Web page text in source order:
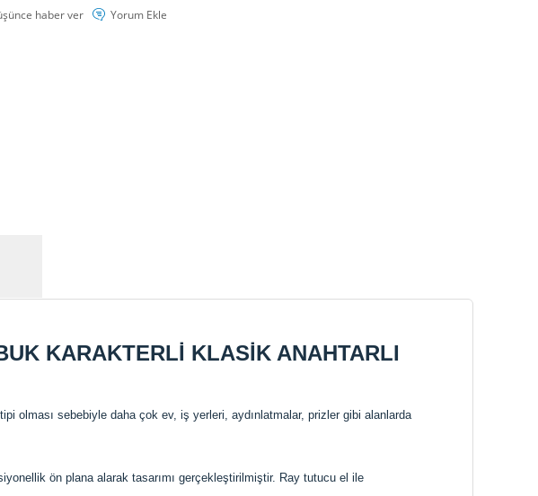
haber ver Yorum Ekle
KARAKTERLİ KLASİK ANAHTARLI
olması sebebiyle daha çok ev, iş yerleri, aydınlatmalar, prizler gibi alanlarda
ön plana alarak tasarımı gerçekleştirilmiştir. Ray tutucu el ile